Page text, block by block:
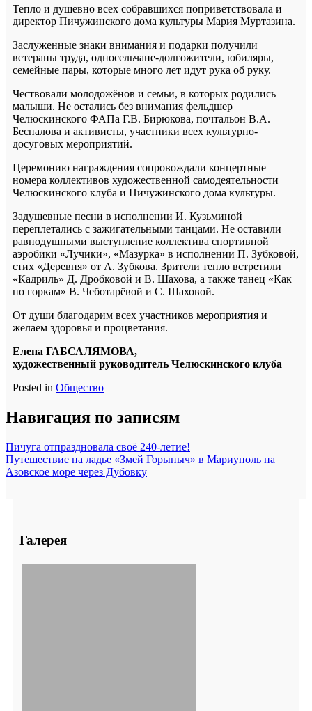
Тепло и душевно всех собравшихся поприветствовала и
директор Пичужинского дома культуры Мария Муртазина.
Заслуженные знаки внимания и подарки получили
ветераны труда, односельчане-долгожители, юбиляры,
семейные пары, которые много лет идут рука об руку.
Чествовали молодожёнов и семьи, в которых родились
малыши. Не остались без внимания фельдшер
Челюскинского ФАПа Г.В. Бирюкова, почтальон В.А.
Беспалова и активисты, участники всех культурно-
досуговых мероприятий.
Церемонию награждения сопровождали концертные
номера коллективов художественной самодеятельности
Челюскинского клуба и Пичужинского дома культуры.
Задушевные песни в исполнении И. Кузьминой
переплетались с зажигательными танцами. Не оставили
равнодушными выступление коллектива спортивной
аэробики «Лучики», «Мазурка» в исполнении П. Зубковой,
стих «Деревня» от А. Зубкова. Зрители тепло встретили
«Кадриль» Д. Дробковой и В. Шахова, а также танец «Как
по горкам» В. Чеботарëвой и С. Шаховой.
От души благодарим всех участников мероприятия и
желаем здоровья и процветания.
Елена ГАБСАЛЯМОВА,
художественный руководитель Челюскинского клуба
Posted in Общество
Навигация по записям
Пичуга отпраздновала своё 240-летие!
Путешествие на ладье «Змей Горыныч» в Мариуполь на
Азовское море через Дубовку
Галерея